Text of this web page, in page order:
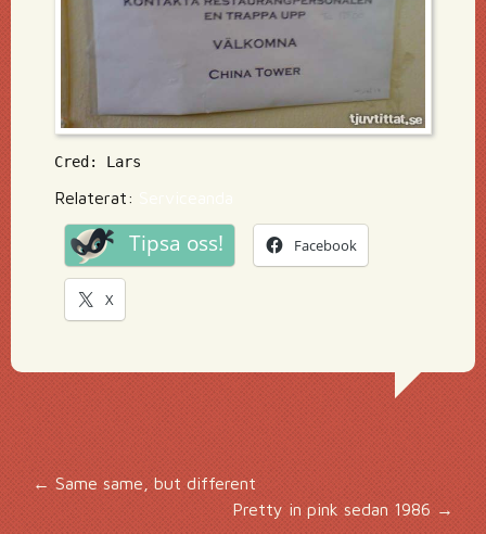
Cred: Lars
Relaterat:
Tipsa oss! Facebook
X
Inläggsnavigering
←Same same, but different
Pretty in pink sedan 1986 →